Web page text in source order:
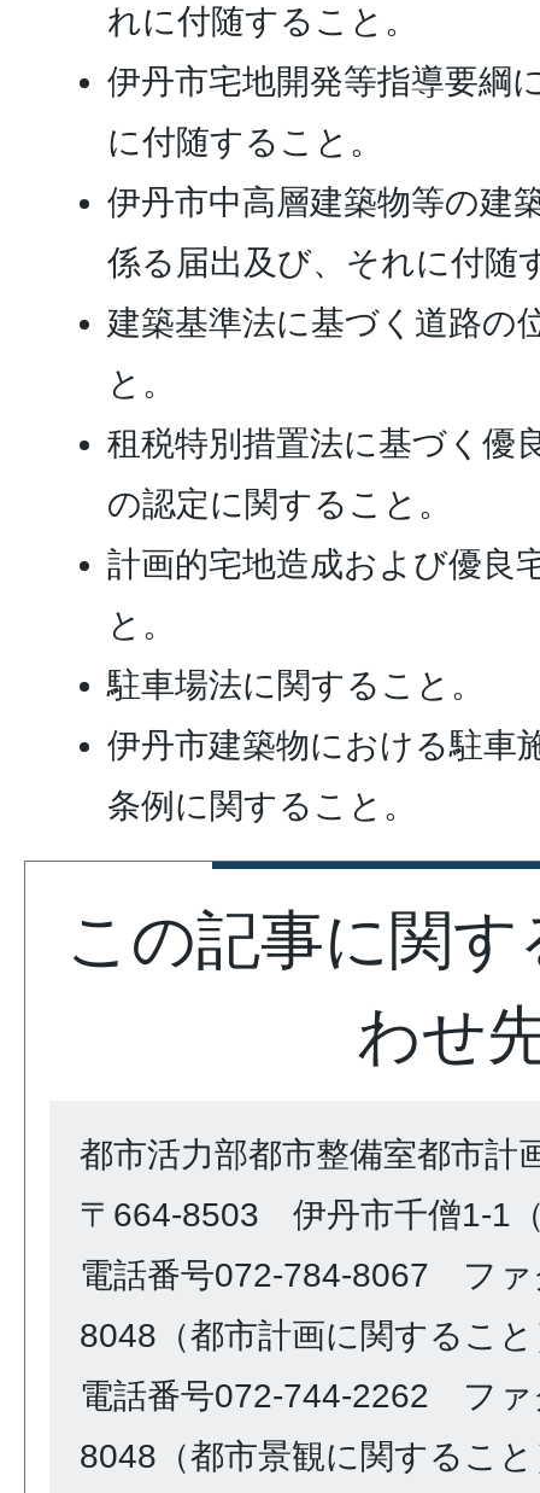
れに付随すること。
伊丹市宅地開発等指導要綱
に付随すること。
伊丹市中高層建築物等の建
係る届出及び、それに付随
建築基準法に基づく道路の
と。
租税特別措置法に基づく優
の認定に関すること。
計画的宅地造成および優良
と。
駐車場法に関すること。
伊丹市建築物における駐車
条例に関すること。
この記事に関
わせ
都市活力部都市整備室都市計
〒664-8503 伊丹市千僧1-1
電話番号072-784-8067 ファ
8048（都市計画に関するこ
電話番号072-744-2262 ファ
8048（都市景観に関するこ